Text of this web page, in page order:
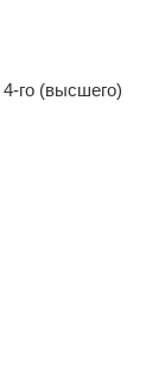
го (высшего)